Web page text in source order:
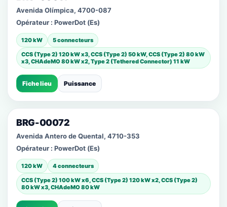
Avenida Olímpica, 4700-087
Opérateur : PowerDot (Es)
120 kW
5 connecteurs
CCS (Type 2) 120 kW x3, CCS (Type 2) 50 kW, CCS (Type 2) 80 kW
x3, CHAdeMO 80 kW x2, Type 2 (Tethered Connector) 11 kW
Fiche lieu Puissance
BRG-00072
Avenida Antero de Quental, 4710-353
Opérateur : PowerDot (Es)
120 kW
4 connecteurs
CCS (Type 2) 100 kW x6, CCS (Type 2) 120 kW x2, CCS (Type 2)
80 kW x3, CHAdeMO 80 kW